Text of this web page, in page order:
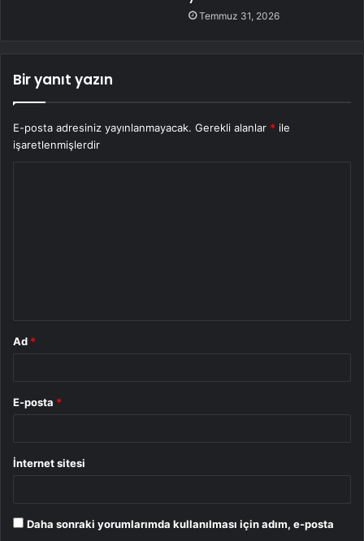
Temmuz 31, 2026
Bir yanıt yazın
E-posta adresiniz yayınlanmayacak. Gerekli alanlar * ile
işaretlenmişlerdir
Ad *
E-posta *
İnternet sitesi
Daha sonraki yorumlarımda kullanılması için adım, e-posta